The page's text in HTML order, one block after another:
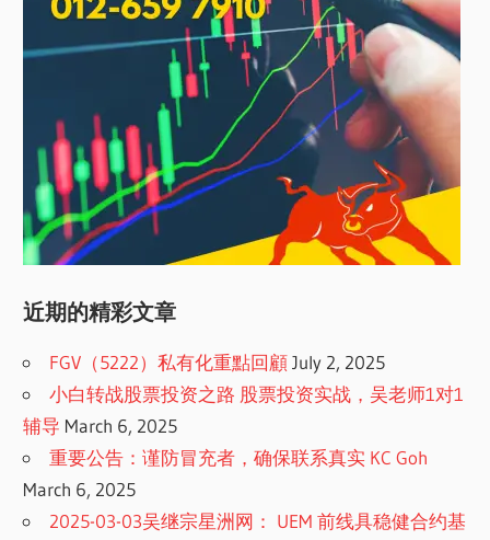
近期的精彩文章
FGV（5222）私有化重點回顧 July 2, 2025
小白转战股票投资之路 股票投资实战，吴老师1对1
辅导 March 6, 2025
重要公告：谨防冒充者，确保联系真实 KC Goh
March 6, 2025
2025-03-03吴继宗星洲网： UEM 前线具稳健合约基